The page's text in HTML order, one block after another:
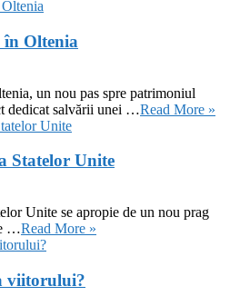
Oltenia
un nou pas spre patrimoniul
dedicat salvării unei …Read More »
Statelor Unite
Unite se apropie de un nou prag
…Read More »
viitorului?